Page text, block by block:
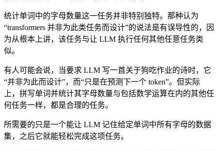
统计单词中的字母数量这一任务并非特别独特。那种认为
“transformers 并非为此类任务而设计”的说法是有误导性的，因
为从根本上讲，该任务与让 LLM 执行任何其他任意任务类
似。
有人可能会说，当要求 LLM 写一首关于狗吃作业的诗时，它
“并非为此而设计”，而“只是在预测下一个 token”。但实际
上，拼写单词并统计其字母数量与包括数学运算在内的其他任
何任务一样，都是合理的任务。
所需要的只是一个能让 LLM 记住给定单词中所有字母的数据
集，之后它就能轻松完成这项任务。